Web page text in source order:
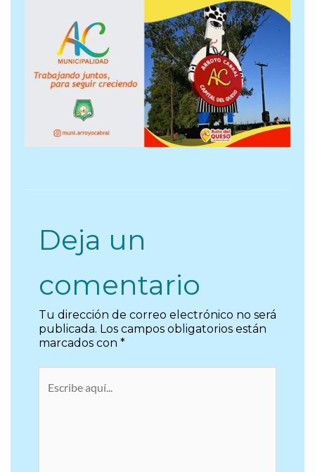
Deja un
comentario
Tu dirección de correo electrónico no será
publicada. Los campos obligatorios están
marcados con *